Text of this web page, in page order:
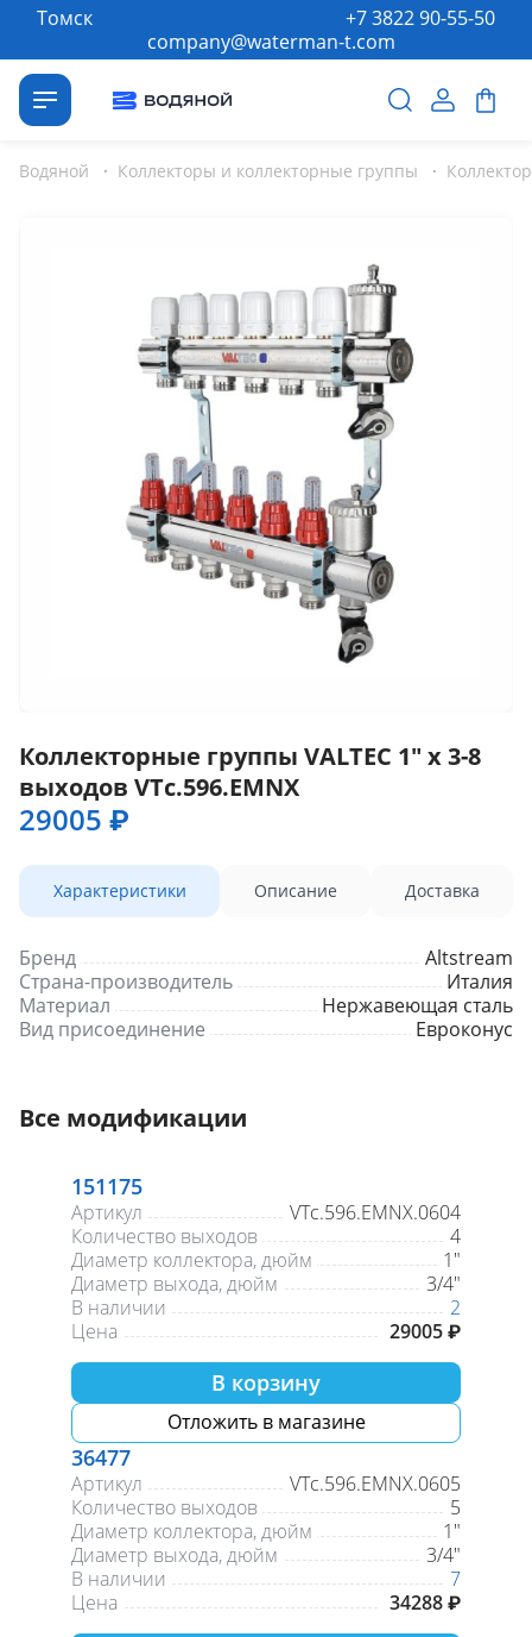
Томск
company@waterman-t.com
+7 3822 90-55-50
Водяной · Коллекторы и коллекторные группы ·
Коллекторные группы VALTEC 1" x 3-8
выходов VTc.596.EMNX
29005 ₽
Характеристики Описание Доставка
Бренд
Altstream
Страна-производитель
Италия
Материал
Нержавеющая сталь
Вид присоединение
Евроконус
Все модификации
151175
Артикул
VTc.596.EMNX.0604
Количество выходов
4
Диаметр коллектора, дюйм
1"
Диаметр выхода, дюйм
3/4"
В наличии
2
Цена
29005 ₽
В корзину
Отложить в магазине
36477
Артикул
VTc.596.EMNX.0605
Количество выходов
5
Диаметр коллектора, дюйм
1"
Диаметр выхода, дюйм
3/4"
В наличии
7
Цена
34288 ₽